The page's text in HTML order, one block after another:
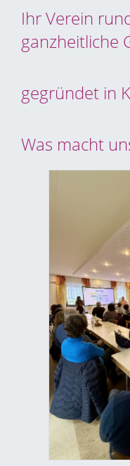
Ihr Verein
ganzheitliche
gegründet in
Was macht